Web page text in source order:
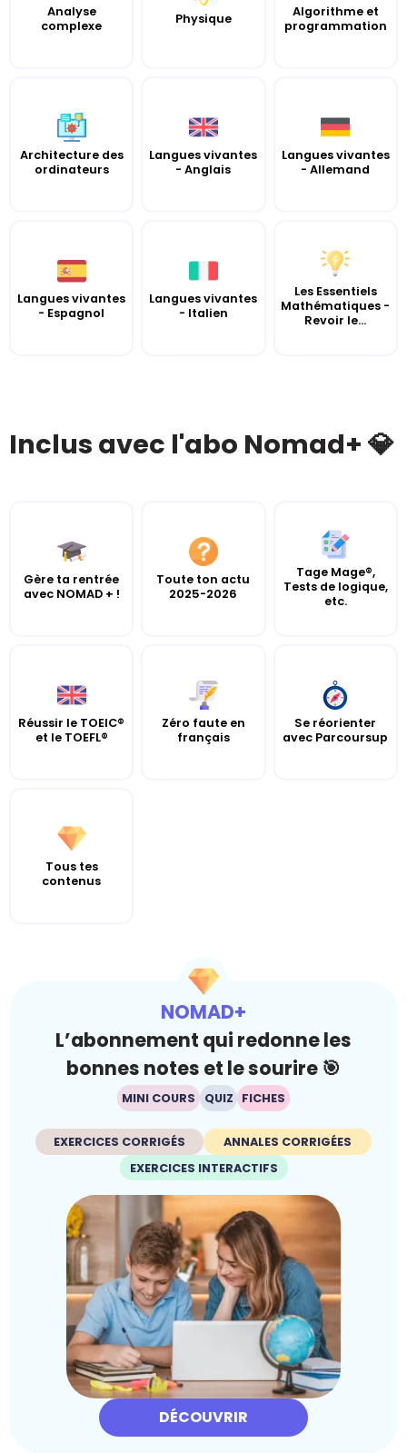
Analyse
complexe
Physique
Algorithme et
programmation
Architecture des
ordinateurs
Langues vivantes
- Anglais
Langues vivantes
- Allemand
Langues vivantes
- Espagnol
Langues vivantes
- Italien
Les Essentiels
Mathématiques -
Revoir le...
Inclus avec l'abo Nomad+ 💎
Gère ta rentrée
avec NOMAD + !
Toute ton actu
2025-2026
Tage Mage®,
Tests de logique,
etc.
Réussir le TOEIC®
et le TOEFL®
Zéro faute en
français
Se réorienter
avec Parcoursup
Tous tes
contenus
NOMAD+
L’abonnement qui redonne les
bonnes notes et le sourire 🎯
MINI COURS QUIZ FICHES
EXERCICES CORRIGÉS
ANNALES CORRIGÉES
EXERCICES INTERACTIFS
DÉCOUVRIR